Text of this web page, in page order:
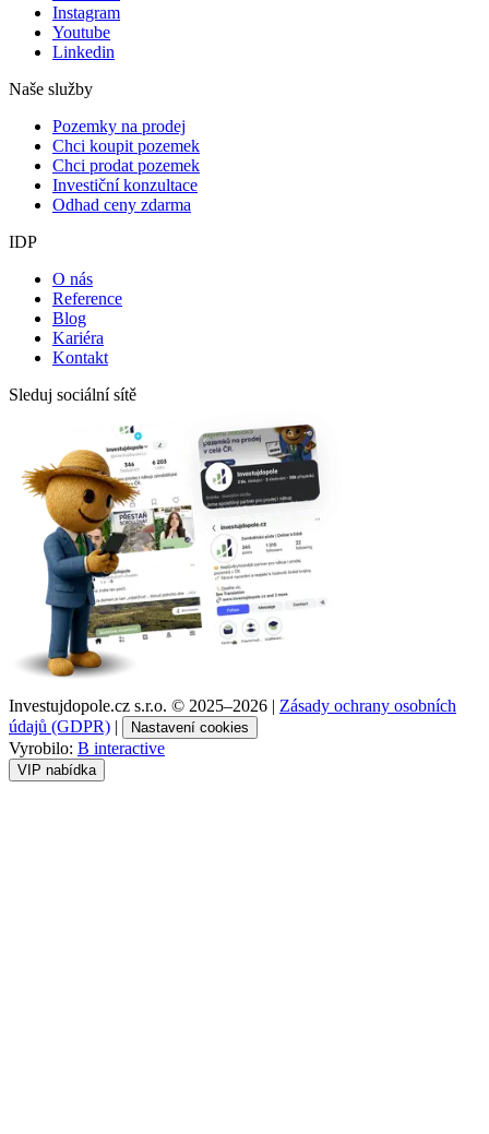
Instagram
Youtube
Linkedin
Naše služby
Pozemky na prodej
Chci koupit pozemek
Chci prodat pozemek
Investiční konzultace
Odhad ceny zdarma
IDP
O nás
Reference
Blog
Kariéra
Kontakt
Sleduj sociální sítě
Investujdopole.cz s.r.o. © 2025–2026 | Zásady ochrany osobních
údajů (GDPR) | Nastavení cookies
Vyrobilo: B interactive
VIP nabídka